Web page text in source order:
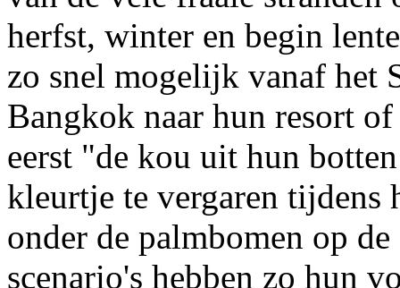
herfst, winter en begin
zo snel mogelijk vanaf het
Bangkok naar hun resort
eerst "de kou uit hun
kleurtje te vergaren tijdens
onder de palmbomen op
scenario's hebben zo hun